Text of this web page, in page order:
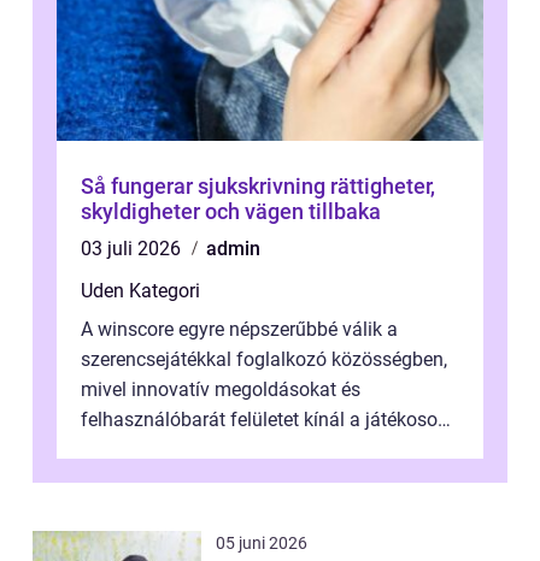
Så fungerar sjukskrivning rättigheter,
skyldigheter och vägen tillbaka
03 juli 2026
admin
Uden Kategori
A winscore egyre népszerűbbé válik a
szerencsejátékkal foglalkozó közösségben,
mivel innovatív megoldásokat és
felhasználóbarát felületet kínál a játékosok
...
05 juni 2026